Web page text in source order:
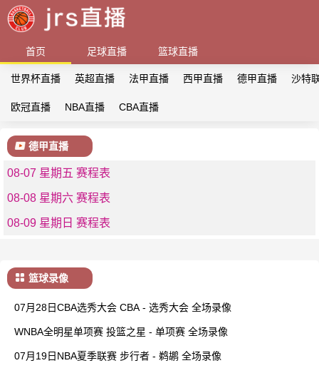
首页 足球直播 篮球直播
世界杯直播 英超直播 法甲直播 西甲直播 德甲直播 沙特
欧冠直播 NBA直播 CBA直播
德甲直播
08-07 星期五 赛程表
08-08 星期六 赛程表
08-09 星期日 赛程表
篮球录像
07月28日CBA选秀大会 CBA - 选秀大会 全场录像
WNBA全明星单项赛 投篮之星 - 单项赛 全场录像
07月19日NBA夏季联赛 步行者 - 鹈鹕 全场录像